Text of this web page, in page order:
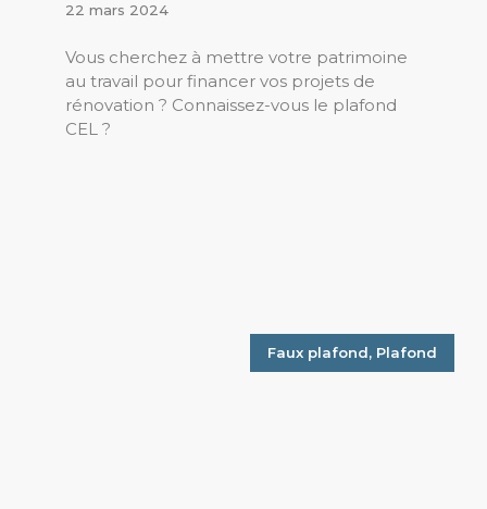
22 mars 2024
Vous cherchez à mettre votre patrimoine
au travail pour financer vos projets de
rénovation ? Connaissez-vous le plafond
CEL ?
Faux plafond, Plafond